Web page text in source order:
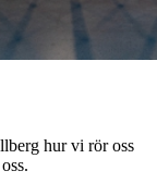
hur vi rör oss